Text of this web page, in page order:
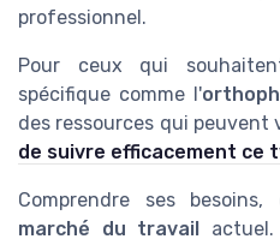
professionnel.
Pour ceux qui
spécifique comme l'
des ressources qui peuvent
de suivre efficacement ce
Comprendre ses besoins,
marché du travail